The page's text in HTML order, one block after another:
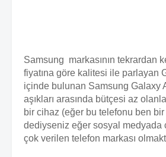
Samsung markasının tekrardan
fiyatına göre kalitesi ile parlayan
içinde bulunan Samsung Galaxy
aşıkları arasında bütçesi az
bir cihaz (eğer bu telefonu ben
dediyseniz eğer sosyal medyada
çok verilen telefon markası